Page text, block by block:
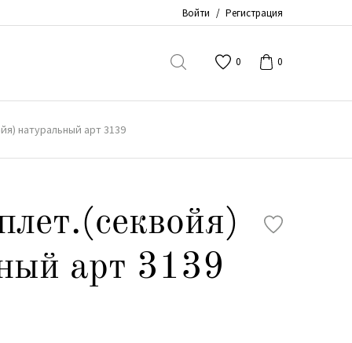
Войти / Регистрация
0 0
натуральный арт 3139
арт 3139